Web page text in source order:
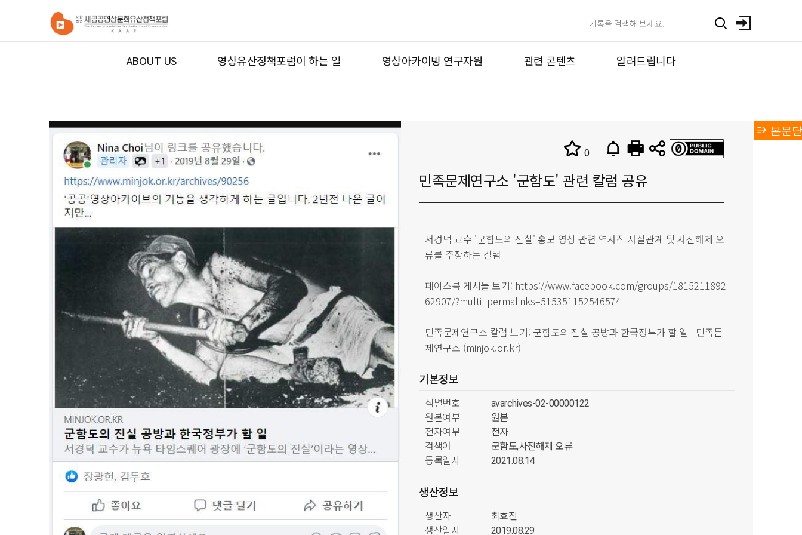
ABOUT US 영상유산정책포럼이 하는 일 영상아카이빙 연구자원 관련 콘텐츠 알려드립니다
본문
0
민족문제연구소 '군함도' 관련 칼럼 공유
서경덕 교수 '군함도의 진실' 홍보 영상 관련 역사적 사실관계 및 사진해제 오
류를 주장하는 칼럼
페이스북 게시물 보기: https://www.facebook.com/groups/1815211892
62907/?multi_permalinks=515351152546574
민족문제연구소 칼럼 보기: 군함도의 진실 공방과 한국정부가 할 일 | 민족문
제연구소 (minjok.or.kr)
기본정보
식별번호
avarchives-02-00000122
원본여부
원본
전자여부
전자
검색어
군함도,사진해제 오류
등록일자
2021.08.14
생산정보
생산자
최효진
생산일자
2019.08.29